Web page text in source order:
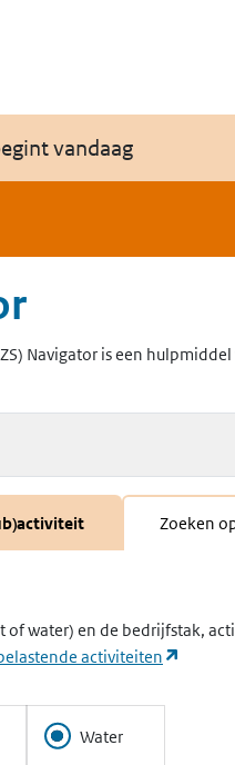
vandaag
Navigator is een
Zoeken
water) en de bedrijfstak,
activiteiten
Water